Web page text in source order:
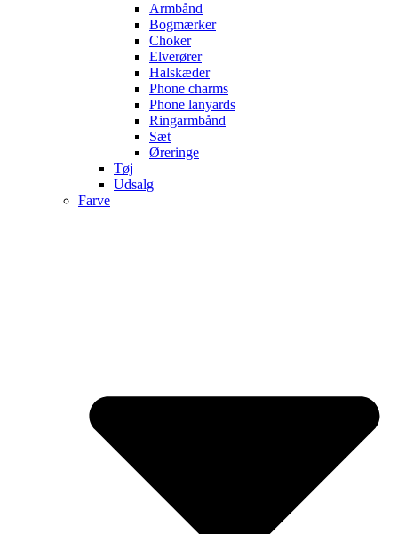
Armbånd
Bogmærker
Choker
Elverører
Halskæder
Phone charms
Phone lanyards
Ringarmbånd
Sæt
Øreringe
Tøj
Udsalg
Farve